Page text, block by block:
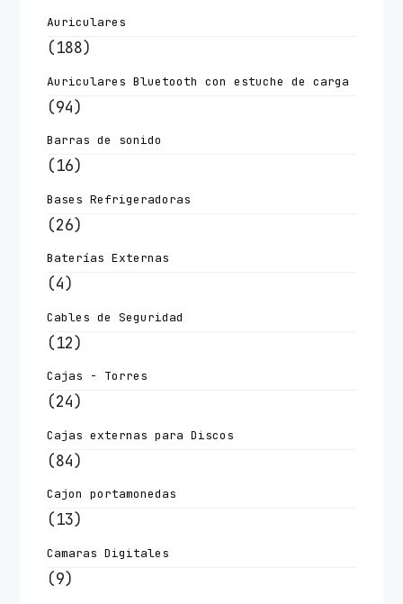
Auriculares
(188)
Auriculares Bluetooth con estuche de carga
(94)
Barras de sonido
(16)
Bases Refrigeradoras
(26)
Baterías Externas
(4)
Cables de Seguridad
(12)
Cajas - Torres
(24)
Cajas externas para Discos
(84)
Cajon portamonedas
(13)
Camaras Digitales
(9)